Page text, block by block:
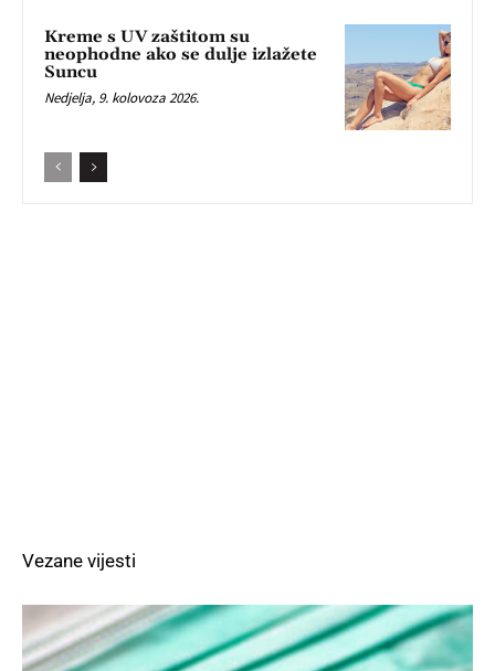
Kreme s UV zaštitom su
neophodne ako se dulje izlažete
Suncu
Nedjelja, 9. kolovoza 2026.
Vezane vijesti